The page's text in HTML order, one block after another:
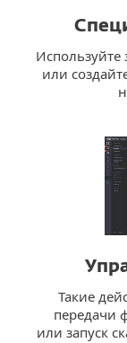
или
Такие
передачи
или запуск